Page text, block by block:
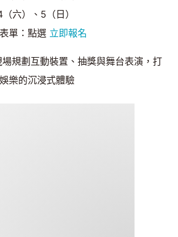
六）、5（日）
單：點選 立即報名
場規劃互動裝置、抽獎與舞台表演，打
樂的沉浸式體驗